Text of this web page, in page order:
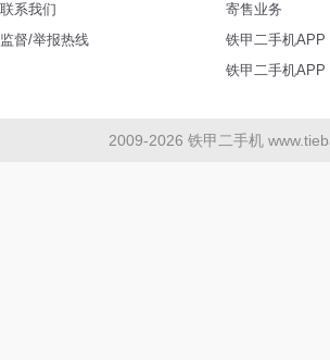
联系我们
监督/举报热线
寄售业务
铁甲二手机APP
铁甲二手机APP
2009-2026 铁甲二手机